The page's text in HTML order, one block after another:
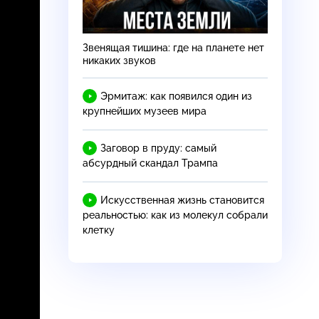
Звенящая тишина: где на планете нет
никаких звуков
Эрмитаж: как появился один из
крупнейших музеев мира
Заговор в пруду: самый
абсурдный скандал Трампа
Искусственная жизнь становится
реальностью: как из молекул собрали
клетку